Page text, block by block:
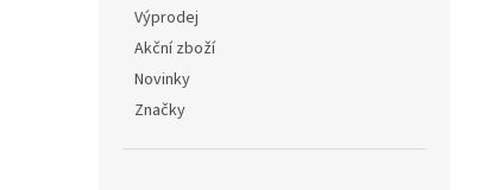
Výprodej
Akční zboží
Novinky
Značky